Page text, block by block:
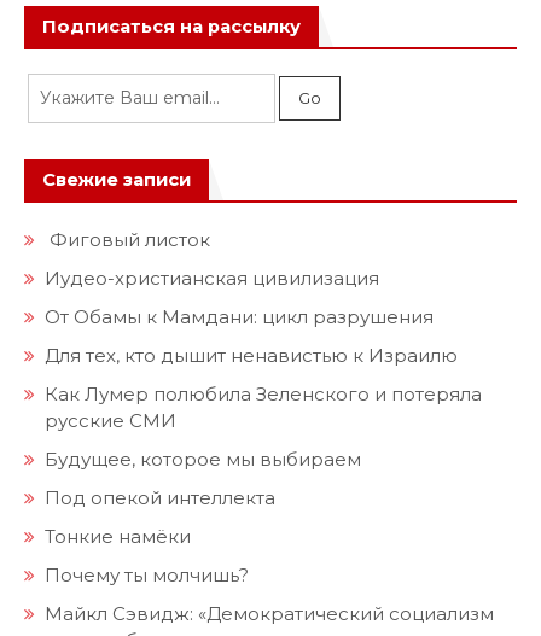
Подписаться на рассылку
Свежие записи
Фиговый листок
Иудео-христианская цивилизация
От Обамы к Мамдани: цикл разрушения
Для тех, кто дышит ненавистью к Израилю
Как Лумер полюбила Зеленского и потеряла
русские СМИ
Будущее, которое мы выбираем
Под опекой интеллекта
Тонкие намёки
Почему ты молчишь?
Майкл Сэвидж: «Демократический социализм